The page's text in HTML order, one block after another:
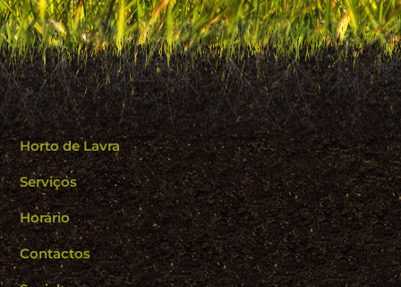
Horto de Lavra
Serviços
Horário
Contactos